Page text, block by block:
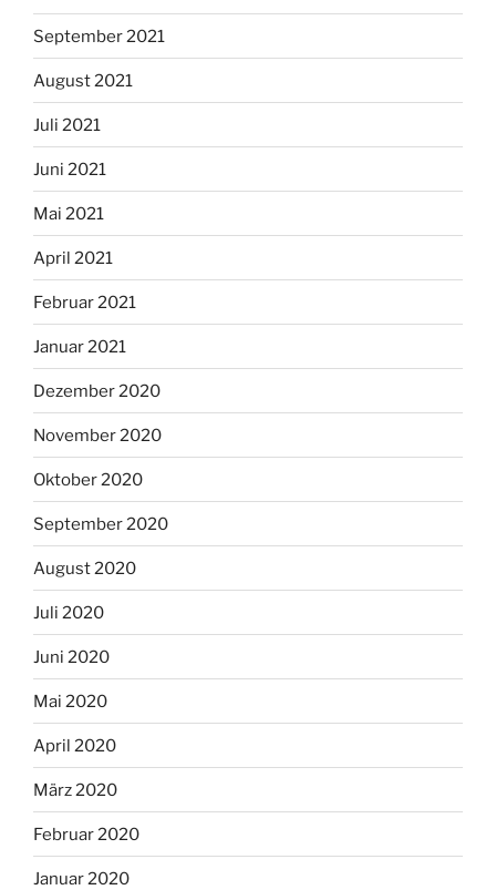
September 2021
August 2021
Juli 2021
Juni 2021
Mai 2021
April 2021
Februar 2021
Januar 2021
Dezember 2020
November 2020
Oktober 2020
September 2020
August 2020
Juli 2020
Juni 2020
Mai 2020
April 2020
März 2020
Februar 2020
Januar 2020